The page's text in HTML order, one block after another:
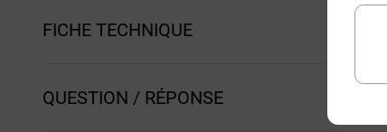
FICHE TECHNIQUE
QUESTION / RÉPONSE